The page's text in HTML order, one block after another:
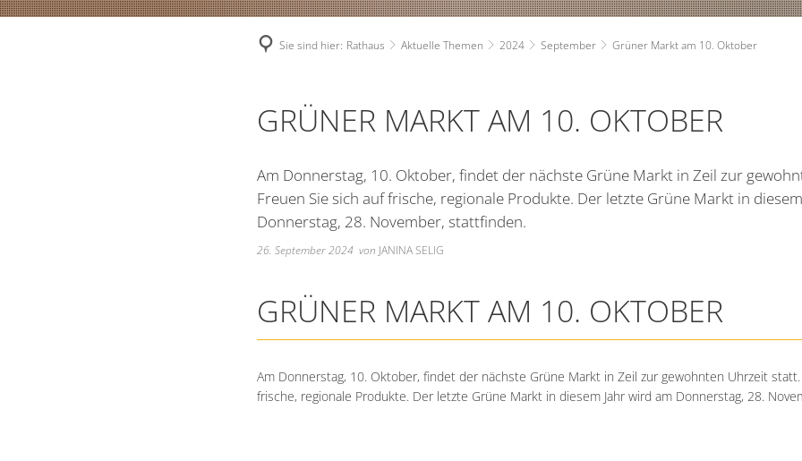
Haushaltsplan
Ortsrecht
Online Anträge
Bekanntmachungen
Schulen
Soziales
Kommunale
Sie sind hier: Rathaus Aktuelle Themen 2024 September Grüner Markt am 10. Oktober
GRÜNER MARKT AM 10. OKTOBER
Am Donnerstag, 10. Oktober, findet der nächste Grüne Markt in Zeil zur
Freuen Sie sich auf frische, regionale Produkte. Der letzte Grüne Markt in
Donnerstag, 28. November, stattfinden.
26. September 2024 von JANINA SELIG
GRÜNER MARKT AM 10. OKTOBER
Am Donnerstag, 10. Oktober, findet der nächste Grüne Markt in Zeil zur gewohnten Uhrzeit
frische, regionale Produkte. Der letzte Grüne Markt in diesem Jahr wird am Donnerstag, 28.